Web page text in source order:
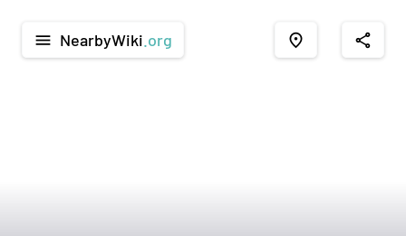
menu NearbyWiki .org place share